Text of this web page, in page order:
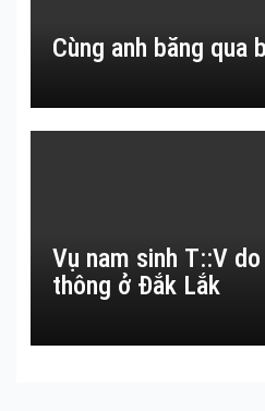
Cùng anh băng qua
Vụ nam sinh T::V
thông ở Đắk Lắk